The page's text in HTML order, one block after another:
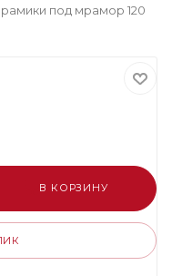
под мрамор 120
В КОРЗИНУ